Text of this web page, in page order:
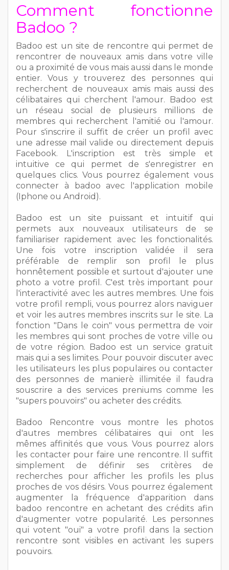
Comment fonctionne
Badoo ?
Badoo est un site de rencontre qui permet de
rencontrer de nouveaux amis dans votre ville
ou a proximité de vous mais aussi dans le monde
entier. Vous y trouverez des personnes qui
recherchent de nouveaux amis mais aussi des
célibataires qui cherchent l'amour. Badoo est
un réseau social de plusieurs millions de
membres qui recherchent l'amitié ou l'amour.
Pour s'inscrire il suffit de créer un profil avec
une adresse mail valide ou directement depuis
Facebook. L'inscription est très simple et
intuitive ce qui permet de s'enregistrer en
quelques clics. Vous pourrez également vous
connecter à badoo avec l'application mobile
(Iphone ou Android).
Badoo est un site puissant et intuitif qui
permets aux nouveaux utilisateurs de se
familiariser rapidement avec les fonctionalités.
Une fois votre inscription validée il sera
préférable de remplir son profil le plus
honnêtement possible et surtout d'ajouter une
photo a votre profil. C'est très important pour
l'interactivité avec les autres membres. Une fois
votre profil rempli, vous pourrez alors naviguer
et voir les autres membres inscrits sur le site. La
fonction "Dans le coin" vous permettra de voir
les membres qui sont proches de votre ville ou
de votre région. Badoo est un service gratuit
mais qui a ses limites. Pour pouvoir discuter avec
les utilisateurs les plus populaires ou contacter
des personnes de manierè illimitée il faudra
souscrire a des services preniums comme les
"supers pouvoirs" ou acheter des crédits.
Badoo Rencontre vous montre les photos
d'autres membres célibataires qui ont les
mêmes affinités que vous. Vous pourrez alors
les contacter pour faire une rencontre. Il suffit
simplement de définir ses critères de
recherches pour afficher les profils les plus
proches de vos désirs. Vous pourrez également
augmenter la fréquence d'apparition dans
badoo rencontre en achetant des crédits afin
d'augmenter votre popularité. Les personnes
qui votent "oui" a votre profil dans la section
rencontre sont visibles en activant les supers
pouvoirs.